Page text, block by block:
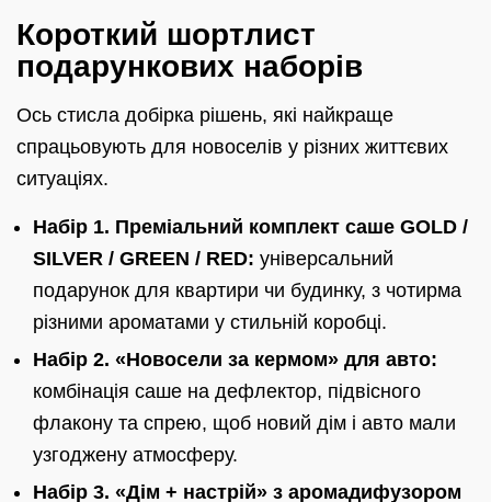
Короткий шортлист
подарункових наборів
Ось стисла добірка рішень, які найкраще
спрацьовують для новоселів у різних життєвих
ситуаціях.
Набір 1. Преміальний комплект саше GOLD /
SILVER / GREEN / RED: універсальний
подарунок для квартири чи будинку, з чотирма
різними ароматами у стильній коробці.
Набір 2. «Новосели за кермом» для авто:
комбінація саше на дефлектор, підвісного
флакону та спрею, щоб новий дім і авто мали
узгоджену атмосферу.
Набір 3. «Дім + настрій» з аромадифузором